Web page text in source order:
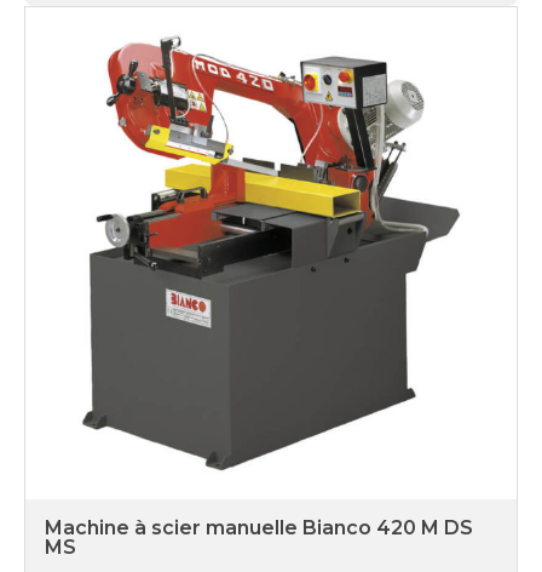
Machine à scier manuelle Bianco 420 M DS
MS